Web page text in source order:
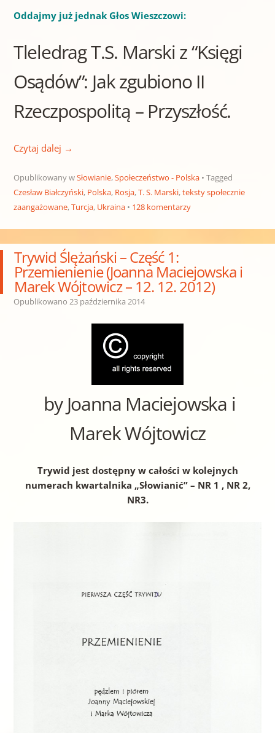
Oddajmy już jednak Głos Wieszczowi:
Tleledrag T.S. Marski z “Księgi
Osądów”: Jak zgubiono II
Rzeczpospolitą – Przyszłość.
Czytaj dalej →
Opublikowany wSłowianie,Społeczeństwo - Polska
Tagged
Czesław Białczyński, Polska, Rosja,T. S. Marski,teksty społecznie
zaangażowane,Turcja, Ukraina 128 komentarzy
Trywid Ślężański – Część 1:
Przemienienie (Joanna Maciejowska i
Marek Wójtowicz – 12. 12. 2012)
Opublikowano 23 października 2014
by Joanna Maciejowska i
Marek Wójtowicz
Trywid jest dostępny w całości w kolejnych
numerach kwartalnika „Słowianić” – NR 1 , NR 2,
NR3.